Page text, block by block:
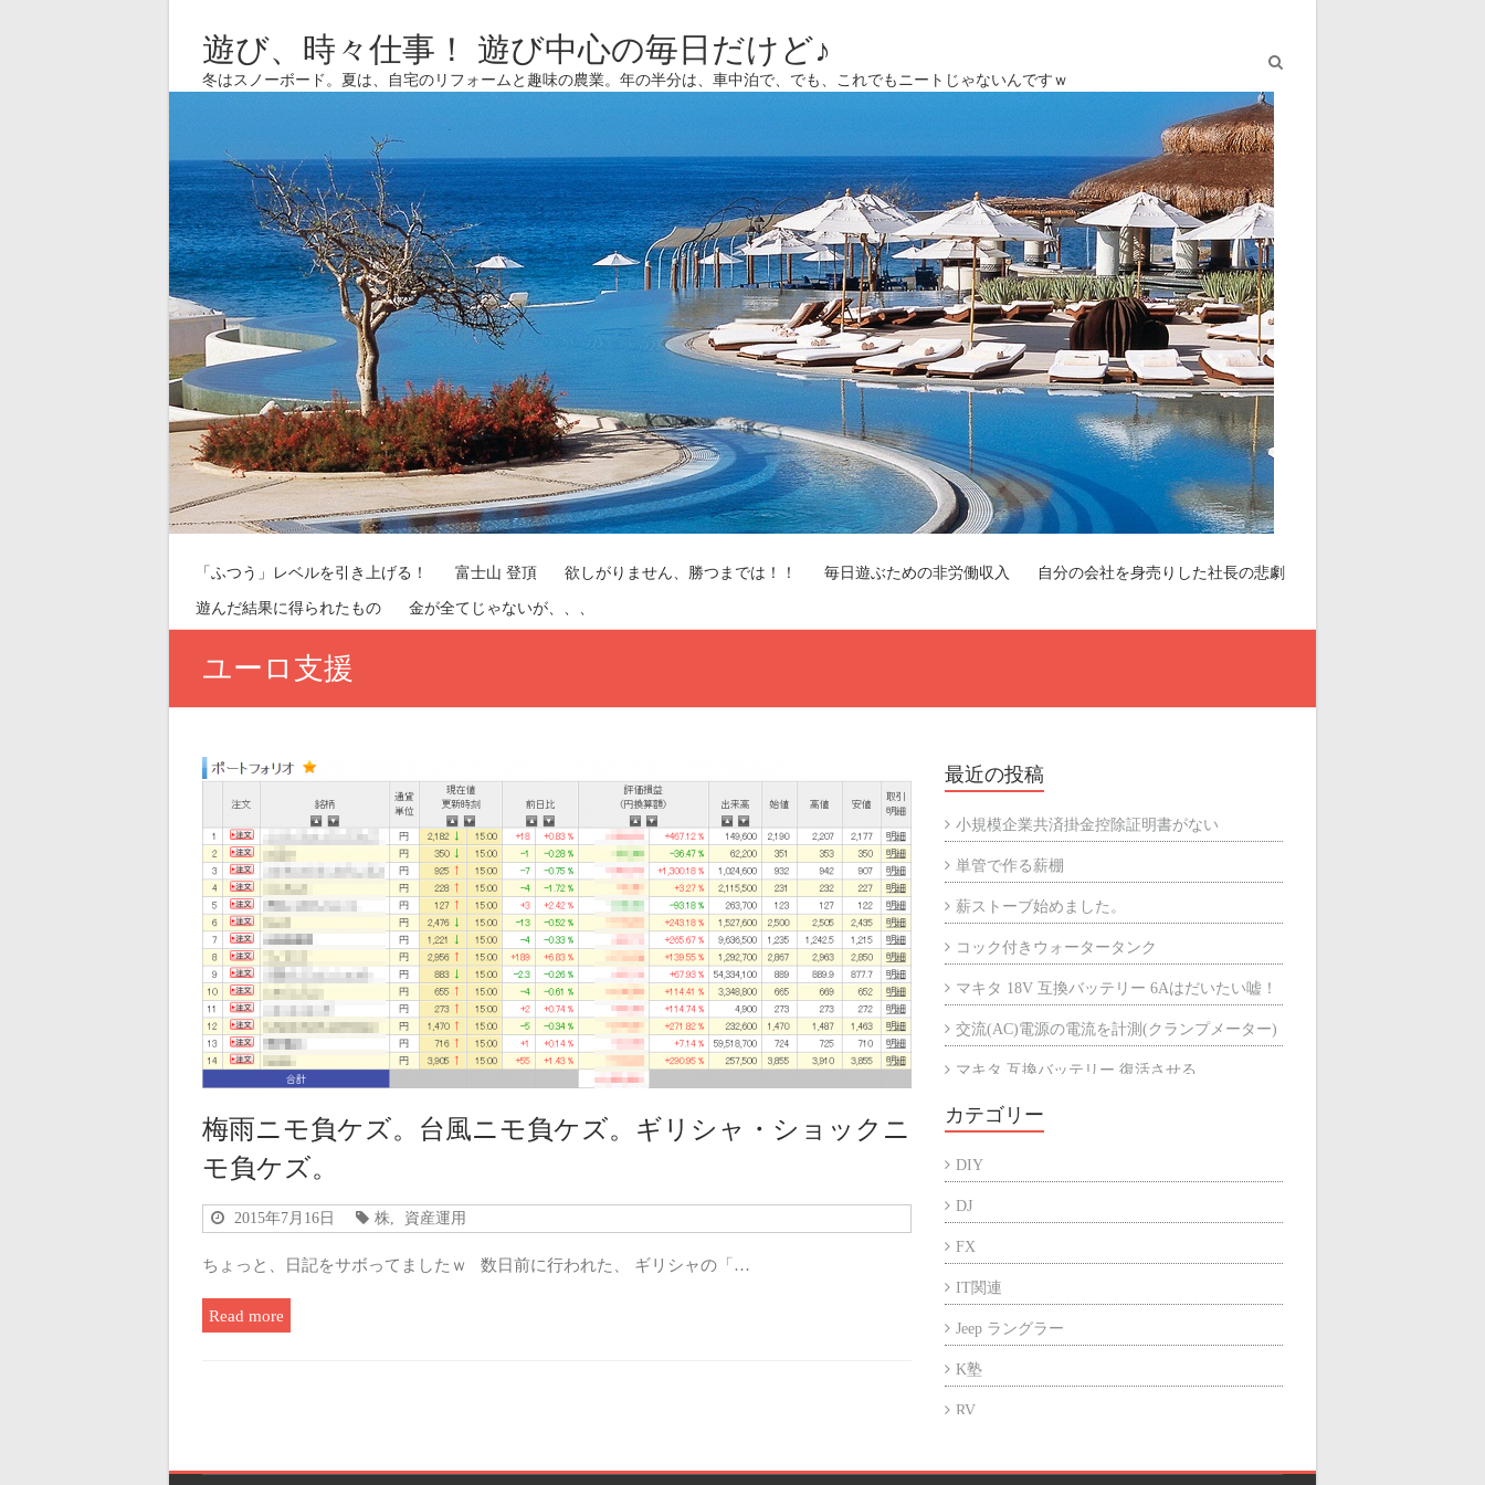
遊び、時々仕事！ 遊び中心の毎日だけど♪
冬はスノーボード。夏は、自宅のリフォームと趣味の農業。年の半分は、車中泊で、でも、これでもニートじゃないんですｗ
「ふつう」レベルを引き上げる！ 富士山 登頂 欲しがりません、勝つまでは！！ 毎日遊ぶための非労働収入 自分の会社を身売りした社長の悲劇
遊んだ結果に得られたもの 金が全てじゃないが、、、
ユーロ支援
梅雨ニモ負ケズ。台風ニモ負ケズ。ギリシャ・ショックニ
モ負ケズ。
2015年7月16日 株 資産運用
ちょっと、日記をサボってましたｗ 数日前に行われた、 ギリシャの「…
Read more
最近の投稿
小規模企業共済掛金控除証明書がない
単管で作る薪棚
薪ストーブ始めました。
コック付きウォータータンク
マキタ 18V 互換バッテリー 6Aはだいたい嘘！
交流(AC)電源の電流を計測(クランプメーター)
マキタ 互換バッテリー 復活させる
マキタ 互換バッテリーが充電できない
カテゴリー
DIY
DJ
FX
IT関連
Jeep ラングラー
K塾
RV